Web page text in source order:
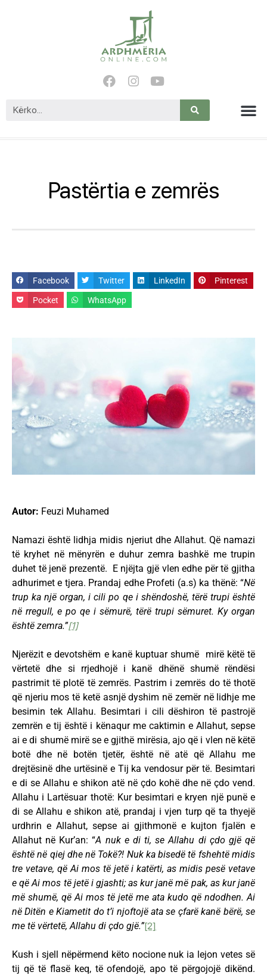
Pastërtia e zemrës
Facebook Twitter LinkedIn Pinterest
Pocket WhatsApp
Autor: Feuzi Muhamed
Namazi është lidhja midis njeriut dhe Allahut. Që namazi
të kryhet në mënyrën e duhur zemra bashkë me trupin
duhet të jenë prezentë. E njëjta gjë vlen edhe për të gjitha
adhurimet e tjera. Prandaj edhe Profeti (a.s) ka thënë: “Në
trup ka një organ, i cili po qe i shëndoshë, tërë trupi është
në rregull, e po qe i sëmurë, tërë trupi sëmuret. Ky organ
është zemra.”[1]
Njerëzit e devotshëm e kanë kuptuar shumë mirë këtë të
vërtetë dhe si rrjedhojë i kanë dhënë shumë rëndësi
pastrimit të plotë të zemrës. Pastrim i zemrës do të thotë
që njeriu mos të ketë asnjë dyshim në zemër në lidhje me
besimin tek Allahu. Besimtari i cili dëshiron të pastrojë
zemrën e tij është i kënaqur me caktimin e Allahut, sepse
ai e di shumë mirë se e gjithë mirësia, ajo që i vlen në këtë
botë dhe në botën tjetër, është në atë që Allahu me
drejtësinë dhe urtësinë e Tij ka vendosur për të. Besimtari
e di se Allahu e shikon atë në çdo kohë dhe në çdo vend.
Allahu i Lartësuar thotë: Kur besimtari e kryen një punë e
di se Allahu e shikon atë, prandaj i vjen turp që ta thyejë
urdhrin e Allahut, sepse ai gjithmonë e kujton fjalën e
Allahut në Kur’an: “A nuk e di ti, se Allahu di çdo gjë që
është në qiej dhe në Tokë?! Nuk ka bisedë të fshehtë midis
tre vetave, që Ai mos të jetë i katërti, as midis pesë vetave
e që Ai mos të jetë i gjashti; as kur janë më pak, as kur janë
më shumë, që Ai mos të jetë me ata kudo që ndodhen. Ai
në Ditën e Kiametit do t’i njoftojë ata se çfarë kanë bërë, se
me të vërtetë, Allahu di çdo gjë.”[2]
Kush i sjell nëpërmend këto nocione nuk ia lejon vetes së
tij që të flasë keq, të ofendojë, apo të përgojojë dikënd.